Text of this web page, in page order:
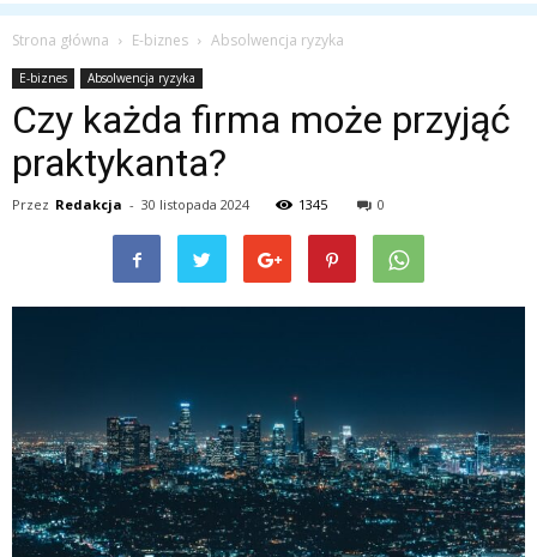
Strona główna E-biznes Absolwencja ryzyka
E-biznes Absolwencja ryzyka
Czy każda firma może przyjąć
praktykanta?
Przez Redakcja - 30 listopada 2024 1345 0